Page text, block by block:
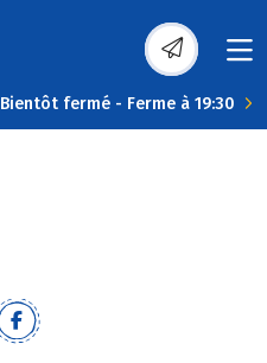
Bientôt fermé - Ferme à 19:30